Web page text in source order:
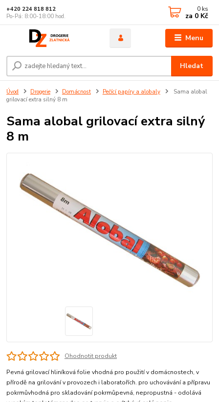
Menu
Hledat
+420 224 818 812
Po-Pá: 8:00-18:00 hod.
0 ks
za 0 Kč
Úvod Drogerie Domácnost Pečící papíry a alobaly
Sama alobal
grilovací extra silný 8 m
Sama alobal grilovací extra silný
8 m
Ohodnotit produkt
Pevná grilovací hliníková folie vhodná pro použití v domácnostech, v
přírodě na grilování v provozech i laboratořích. pro uchovávání a přípravu
pokrmůvhodná pro skladování pokrmůpevná, nepropustná - odolává